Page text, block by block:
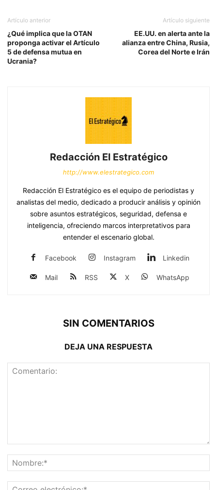
Artículo anterior
¿Qué implica que la OTAN
proponga activar el Artículo
5 de defensa mutua en
Ucrania?
Artículo siguiente
EE.UU. en alerta ante la
alianza entre China, Rusia,
Corea del Norte e Irán
Redacción El Estratégico
http://www.elestrategico.com
Redacción El Estratégico es el equipo de periodistas y
analistas del medio, dedicado a producir análisis y opinión
sobre asuntos estratégicos, seguridad, defensa e
inteligencia, ofreciendo marcos interpretativos para
entender el escenario global.
Facebook Instagram Linkedin
Mail RSS X WhatsApp
SIN COMENTARIOS
DEJA UNA RESPUESTA